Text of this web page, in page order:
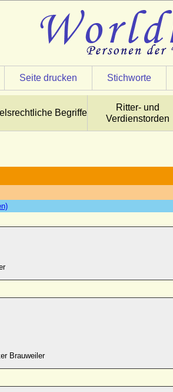
Seite drucken Stichworte
Begriffe
Ritter- und
Verdienstorden
Brauweiler